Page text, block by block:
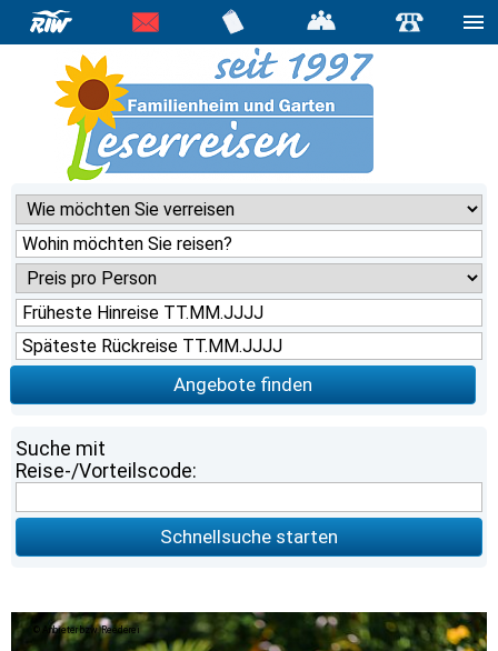
Angebote finden
Suche mit
Reise-/Vorteilscode:
Schnellsuche starten
Anbieter bzw. Reederei